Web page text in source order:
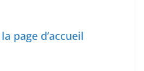
page d’accueil